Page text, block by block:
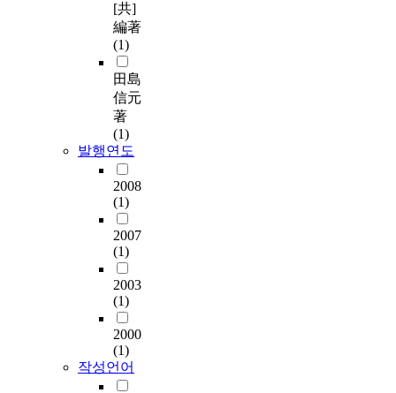
[共]
編著
(1)
田島
信元
著
(1)
발행연도
2008
(1)
2007
(1)
2003
(1)
2000
(1)
작성언어